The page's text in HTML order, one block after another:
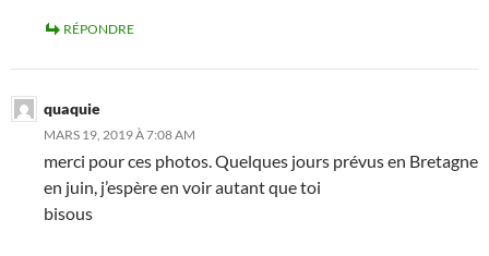
RÉPONDRE
quaquie
MARS 19, 2019 À 7:08 AM
merci pour ces photos. Quelques jours prévus en Bretagne
en juin, j’espère en voir autant que toi
bisous